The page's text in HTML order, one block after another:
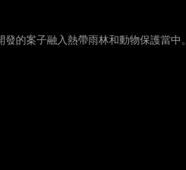
的案子融入熱帶雨林和動物保護當中。